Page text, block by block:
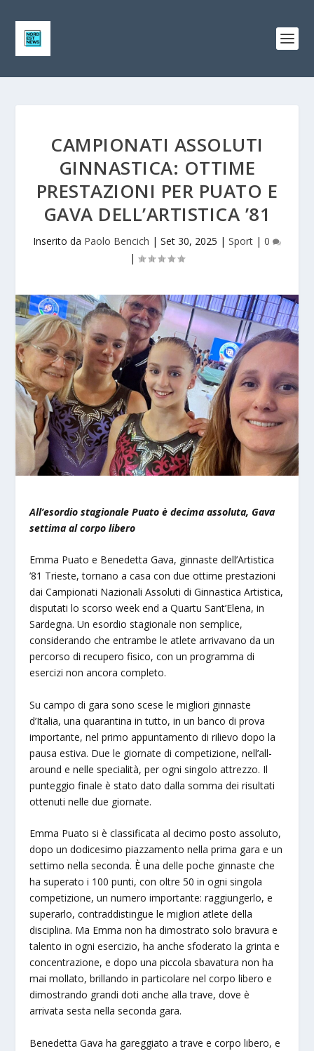
CAMPIONATI ASSOLUTI
GINNASTICA: OTTIME
PRESTAZIONI PER PUATO E
GAVA DELL’ARTISTICA ’81
Inserito da Paolo Bencich | Set 30, 2025 | Sport | 0
|
All’esordio stagionale Puato è decima assoluta, Gava
settima al corpo libero
Emma Puato e Benedetta Gava, ginnaste dell’Artistica
’81 Trieste, tornano a casa con due ottime prestazioni
dai Campionati Nazionali Assoluti di Ginnastica Artistica,
disputati lo scorso week end a Quartu Sant’Elena, in
Sardegna. Un esordio stagionale non semplice,
considerando che entrambe le atlete arrivavano da un
percorso di recupero fisico, con un programma di
esercizi non ancora completo.
Su campo di gara sono scese le migliori ginnaste
d’Italia, una quarantina in tutto, in un banco di prova
importante, nel primo appuntamento di rilievo dopo la
pausa estiva. Due le giornate di competizione, nell’all-
around e nelle specialità, per ogni singolo attrezzo. Il
punteggio finale è stato dato dalla somma dei risultati
ottenuti nelle due giornate.
Emma Puato si è classificata al decimo posto assoluto,
dopo un dodicesimo piazzamento nella prima gara e un
settimo nella seconda. È una delle poche ginnaste che
ha superato i 100 punti, con oltre 50 in ogni singola
competizione, un numero importante: raggiungerlo, e
superarlo, contraddistingue le migliori atlete della
disciplina. Ma Emma non ha dimostrato solo bravura e
talento in ogni esercizio, ha anche sfoderato la grinta e
concentrazione, e dopo una piccola sbavatura non ha
mai mollato, brillando in particolare nel corpo libero e
dimostrando grandi doti anche alla trave, dove è
arrivata sesta nella seconda gara.
Benedetta Gava ha gareggiato a trave e corpo libero, e